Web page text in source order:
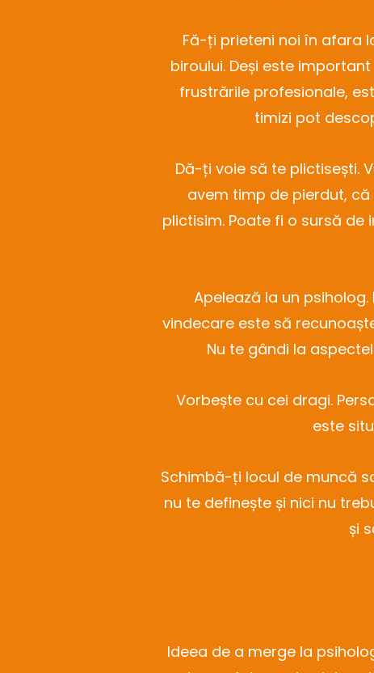
Fă-ți prieteni noi în afara
biroului. Deși este
frustrările profesionale,
timizi pot
Dă-ți voie să te plictisești.
avem timp de pierdut,
plictisim. Poate fi o sursă
Apelează la un
vindecare este să
Nu te gândi la
Vorbește cu cei dragi.
este
Schimbă-ți locul de muncă
nu te definește și nici nu
și
Ideea de a merge la